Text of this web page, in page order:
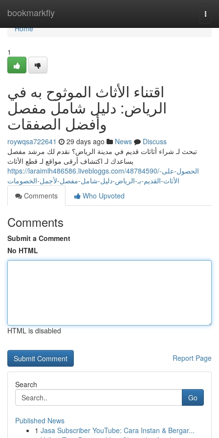
bookmarkfly
Home
Home
1
اقتناء الأثاث الموثوح به في
الرياض: دليل شامل مفصل
وأفضل الصفقات
roywqsa722641 29 days ago News
Discuss
تبحث لـ شراء أثاثات قديم في مدينة الرياض؟ نقدم لك مرشد مفصل
يساعدك لـ اكتشاف أرقى مواقع لـ قطع الأثاث
https://laraimlh486586.livebloggs.com/48784590/الحصول-على-
الأثاث-القديم-بـ-الرياض-دليل-شامل-مفصل-لأجمل-الخصومات
Comments
Who Upvoted
Comments
Submit a Comment
No HTML
HTML is disabled
Report Page
Search
Go
Published News
1 Jasa Subscriber YouTube: Cara Instan & Bergar...